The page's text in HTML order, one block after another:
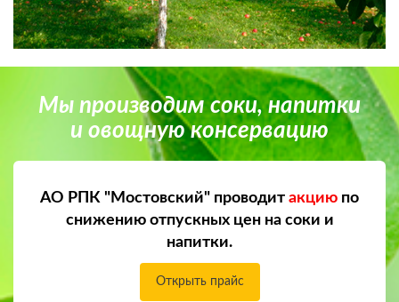
Мы производим соки, напитки
и овощную консервацию
АО РПК "Мостовский" проводит акцию по
снижению отпускных цен на соки и
напитки.
Открыть прайс